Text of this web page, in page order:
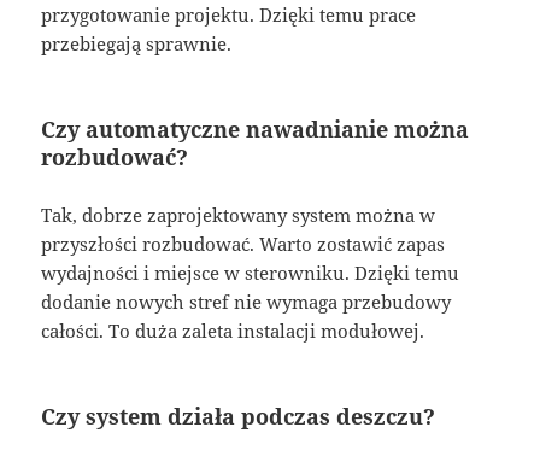
przygotowanie projektu. Dzięki temu prace
przebiegają sprawnie.
Czy automatyczne nawadnianie można
rozbudować?
Tak, dobrze zaprojektowany system można w
przyszłości rozbudować. Warto zostawić zapas
wydajności i miejsce w sterowniku. Dzięki temu
dodanie nowych stref nie wymaga przebudowy
całości. To duża zaleta instalacji modułowej.
Czy system działa podczas deszczu?